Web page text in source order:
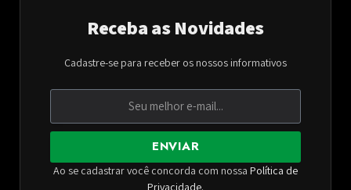
Receba as Novidades
Cadastre-se para receber os nossos informativos
ENVIAR
Ao se cadastrar você concorda com nossa Política de
Privacidade.